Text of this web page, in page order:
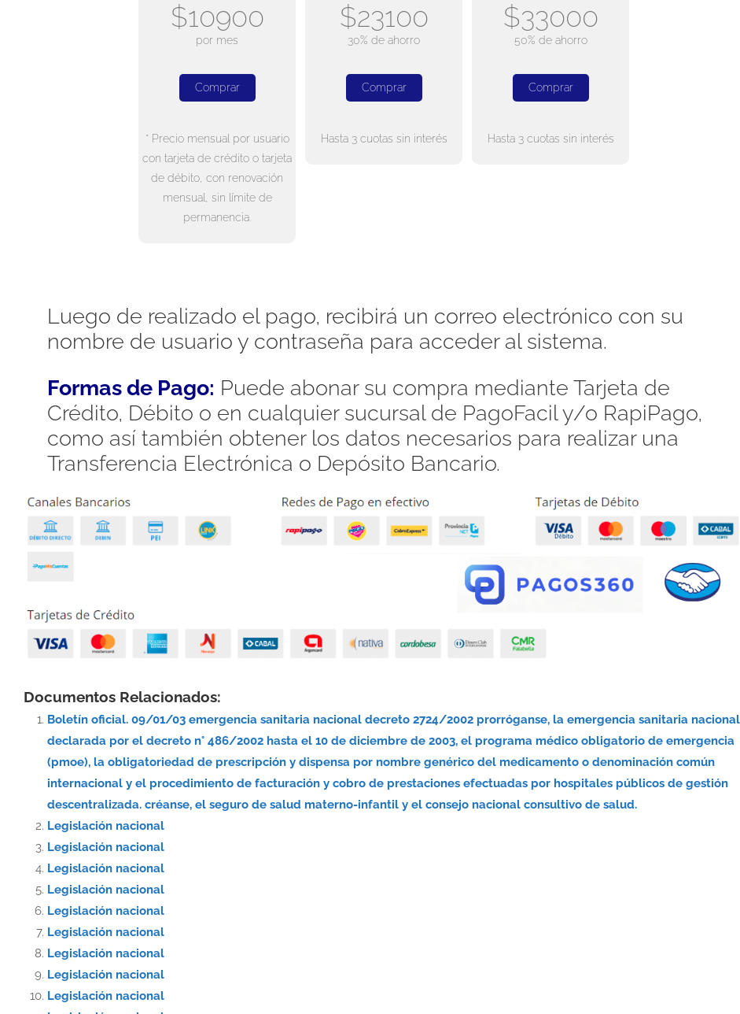
$10900
por mes
Comprar
* Precio mensual por usuario
con tarjeta de crédito o tarjeta
de débito, con renovación
mensual, sin límite de
permanencia.
$23100
30% de ahorro
Comprar
Hasta 3 cuotas sin interés
$33000
50% de ahorro
Comprar
Hasta 3 cuotas sin interés
Luego de realizado el pago, recibirá un correo electrónico con su
nombre de usuario y contraseña para acceder al sistema.
Formas de Pago: Puede abonar su compra mediante Tarjeta de
Crédito, Débito o en cualquier sucursal de PagoFacil y/o RapiPago,
como así también obtener los datos necesarios para realizar una
Transferencia Electrónica o Depósito Bancario.
Documentos Relacionados:
Boletín oficial. 09/01/03 emergencia sanitaria nacional decreto 2724/2002 prorróganse, la emergencia sanitaria nacional
declarada por el decreto n° 486/2002 hasta el 10 de diciembre de 2003, el programa médico obligatorio de emergencia
(pmoe), la obligatoriedad de prescripción y dispensa por nombre genérico del medicamento o denominación común
internacional y el procedimiento de facturación y cobro de prestaciones efectuadas por hospitales públicos de gestión
descentralizada. créanse, el seguro de salud materno-infantil y el consejo nacional consultivo de salud.
Legislación nacional
Legislación nacional
Legislación nacional
Legislación nacional
Legislación nacional
Legislación nacional
Legislación nacional
Legislación nacional
Legislación nacional